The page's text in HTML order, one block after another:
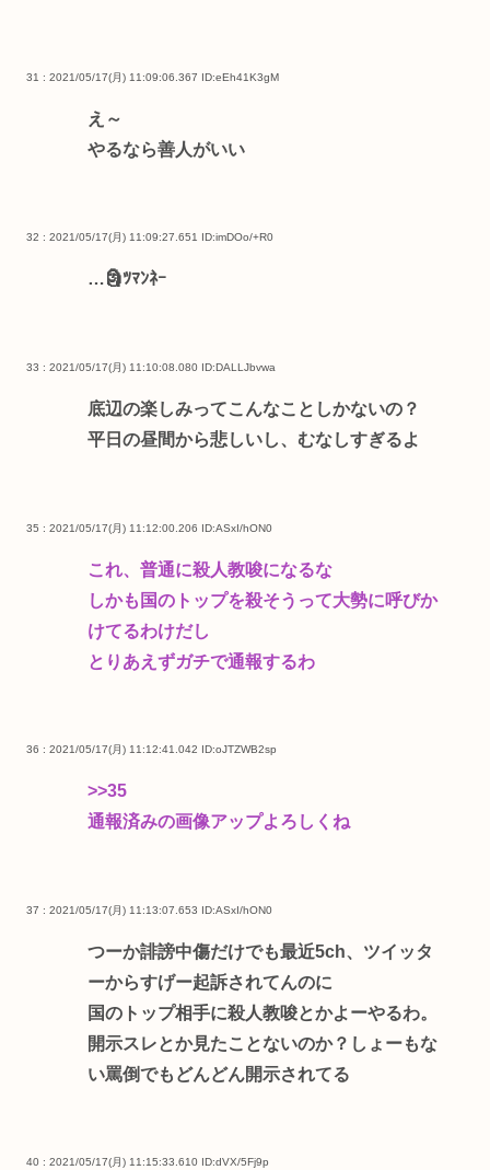
31 : 2021/05/17(月) 11:09:06.367 ID:eEh41K3gM
え～
やるなら善人がいい
32 : 2021/05/17(月) 11:09:27.651 ID:imDOo/+R0
…🗿ﾂﾏﾝﾈｰ
33 : 2021/05/17(月) 11:10:08.080 ID:DALLJbvwa
底辺の楽しみってこんなことしかないの？
平日の昼間から悲しいし、むなしすぎるよ
35 : 2021/05/17(月) 11:12:00.206 ID:ASxI/hON0
これ、普通に殺人教唆になるな
しかも国のトップを殺そうって大勢に呼びか
けてるわけだし
とりあえずガチで通報するわ
36 : 2021/05/17(月) 11:12:41.042 ID:oJTZWB2sp
>>35
通報済みの画像アップよろしくね
37 : 2021/05/17(月) 11:13:07.653 ID:ASxI/hON0
つーか誹謗中傷だけでも最近5ch、ツイッタ
ーからすげー起訴されてんのに
国のトップ相手に殺人教唆とかよーやるわ。
開示スレとか見たことないのか？しょーもな
い罵倒でもどんどん開示されてる
40 : 2021/05/17(月) 11:15:33.610 ID:dVX/5Fj9p